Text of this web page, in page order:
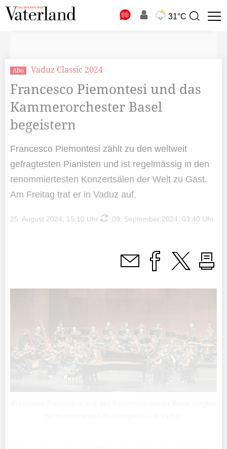
31°C
Suchbegriff
Abo Vaduz Classic 2024
Francesco Piemontesi und das
Kammerorchester Basel
begeistern
Francesco Piemontesi zählt zu den weltweit
gefragtesten Pianisten und ist regelmässig in den
renommiertesten Konzertsälen der Welt zu Gast.
Am Freitag trat er in Vaduz auf.
25. August 2024, 15:10 Uhr 09. September 2024, 03:40 Uhr